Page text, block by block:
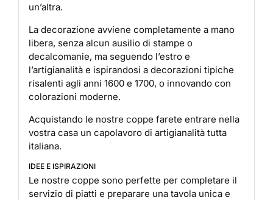
un’altra.
La decorazione avviene completamente a mano
libera, senza alcun ausilio di stampe o
decalcomanie, ma seguendo l’estro e
l’artigianalità e ispirandosi a decorazioni tipiche
risalenti agli anni 1600 e 1700, o innovando con
colorazioni moderne.
Acquistando le nostre coppe farete entrare nella
vostra casa un capolavoro di artigianalità tutta
italiana.
IDEE E ISPIRAZIONI
Le nostre coppe sono perfette per completare il
servizio di piatti e preparare una tavola unica e